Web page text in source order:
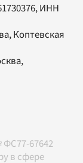
ИНН
Коптевская
,
67642
в сфере